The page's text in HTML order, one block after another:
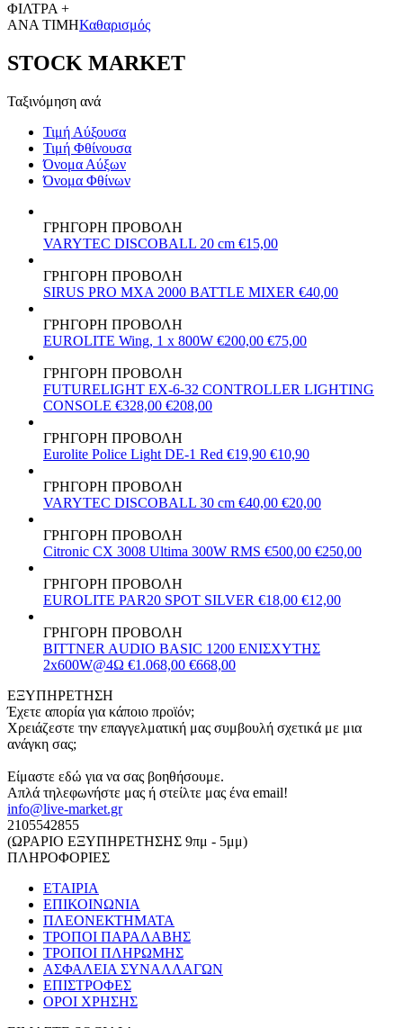
ΦΙΛΤΡΑ +
ΑΝΑ ΤΙΜΗΚαθαρισμός
STOCK MARKET
Ταξινόμηση ανά
Τιμή Αύξουσα
Τιμή Φθίνουσα
Όνομα Αύξων
Όνομα Φθίνων
ΓΡΗΓΟΡΗ ΠΡΟΒΟΛΗ
VARYTEC DISCOBALL 20 cm €15,00
ΓΡΗΓΟΡΗ ΠΡΟΒΟΛΗ
SIRUS PRO MXA 2000 BATTLE MIXER €40,00
ΓΡΗΓΟΡΗ ΠΡΟΒΟΛΗ
EUROLITE Wing, 1 x 800W €200,00 €75,00
ΓΡΗΓΟΡΗ ΠΡΟΒΟΛΗ
FUTURELIGHT EX-6-32 CONTROLLER LIGHTING
CONSOLE €328,00 €208,00
ΓΡΗΓΟΡΗ ΠΡΟΒΟΛΗ
Eurolite Police Light DE-1 Red €19,90 €10,90
ΓΡΗΓΟΡΗ ΠΡΟΒΟΛΗ
VARYTEC DISCOBALL 30 cm €40,00 €20,00
ΓΡΗΓΟΡΗ ΠΡΟΒΟΛΗ
Citronic CX 3008 Ultima 300W RMS €500,00 €250,00
ΓΡΗΓΟΡΗ ΠΡΟΒΟΛΗ
EUROLITE PAR20 SPOT SILVER €18,00 €12,00
ΓΡΗΓΟΡΗ ΠΡΟΒΟΛΗ
BITTNER AUDIO BASIC 1200 ΕΝΙΣΧΥΤΗΣ
2x600W@4Ω €1.068,00 €668,00
ΕΞΥΠΗΡΕΤΗΣΗ
Έχετε απορία για κάποιο προϊόν;
Χρειάζεστε την επαγγελματική μας συμβουλή σχετικά με μια
ανάγκη σας;
Είμαστε εδώ για να σας βοηθήσουμε.
Απλά τηλεφωνήστε μας ή στείλτε μας ένα email!
info@live-market.gr
2105542855
(ΩΡΑΡΙΟ ΕΞΥΠΗΡΕΤΗΣΗΣ 9πμ - 5μμ)
ΠΛΗΡΟΦΟΡΙΕΣ
ΕΤΑΙΡΙΑ
ΕΠΙΚΟΙΝΩΝΙΑ
ΠΛΕΟΝΕΚΤΗΜΑΤΑ
ΤΡΟΠΟΙ ΠΑΡΑΛΑΒΗΣ
ΤΡΟΠΟΙ ΠΛΗΡΩΜΗΣ
ΑΣΦΑΛΕΙΑ ΣΥΝΑΛΛΑΓΩΝ
ΕΠΙΣΤΡΟΦΕΣ
ΟΡΟΙ ΧΡΗΣΗΣ